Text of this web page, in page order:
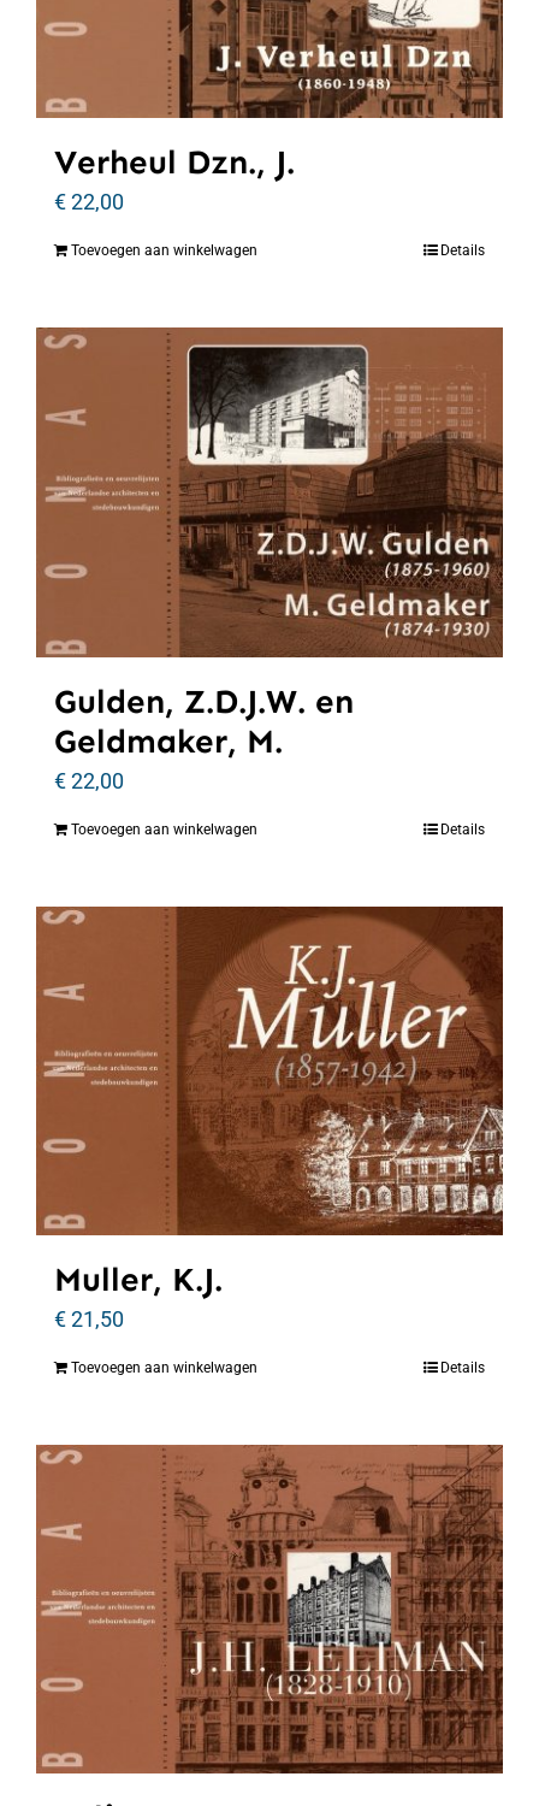
Verheul Dzn., J.
€22,00
Toevoegen aan winkelwagen Details
Gulden, Z.D.J.W. en
Geldmaker, M.
€22,00
Toevoegen aan winkelwagen Details
Muller, K.J.
€21,50
Toevoegen aan winkelwagen Details